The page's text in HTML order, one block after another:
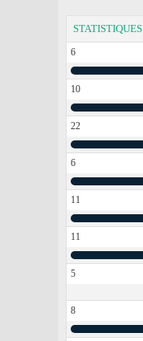
STATISTIQUES
6
10
22
6
11
11
5
8